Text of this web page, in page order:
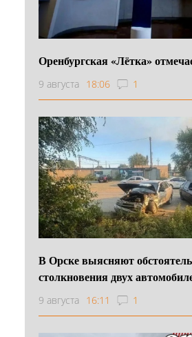
Оренбургская «Лётка»
9 августа 18:06 1
В Орске выясняют
столкновения двух
9 августа 16:11 1